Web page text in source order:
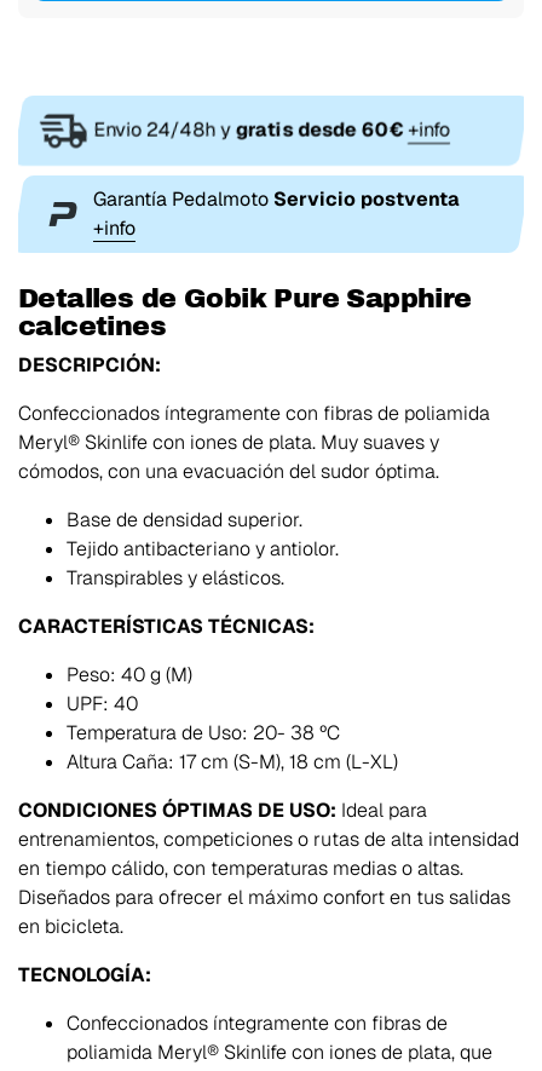
Envio 24/48h ygratis desde 60€+info
Garantía Pedalmoto Servicio postventa
+info
Detalles de Gobik Pure Sapphire
calcetines
DESCRIPCIÓN:
Confeccionados íntegramente con fibras de poliamida
Meryl® Skinlife con iones de plata. Muy suaves y
cómodos, con una evacuación del sudor óptima.
Base de densidad superior.
Tejido antibacteriano y antiolor.
Transpirables y elásticos.
CARACTERÍSTICAS TÉCNICAS:
Peso: 40 g (M)
UPF: 40
Temperatura de Uso: 20- 38 ºC
Altura Caña: 17 cm (S-M), 18 cm (L-XL)
CONDICIONES ÓPTIMAS DE USO: Ideal para
entrenamientos, competiciones o rutas de alta intensidad
en tiempo cálido, con temperaturas medias o altas.
Diseñados para ofrecer el máximo confort en tus salidas
en bicicleta.
TECNOLOGÍA:
Confeccionados íntegramente con fibras de
poliamida Meryl® Skinlife con iones de plata, que